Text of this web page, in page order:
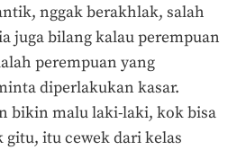
nggak berakhlak, salah
juga bilang kalau perempuan
perempuan yang
diperlakukan kasar.
bikin malu laki-laki, kok bisa
gitu, itu cewek dari kelas